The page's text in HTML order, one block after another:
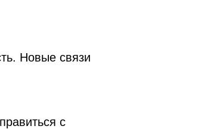
Новые связи
с